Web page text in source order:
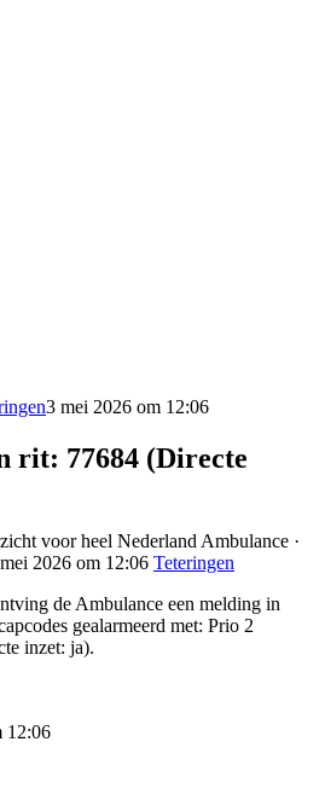
3 mei 2026 om 12:06
rit: 77684 (Directe
voor heel Nederland Ambulance ·
2026 om 12:06 Teteringen
de Ambulance een melding in
gealarmeerd met: Prio 2
inzet: ja).
12:06